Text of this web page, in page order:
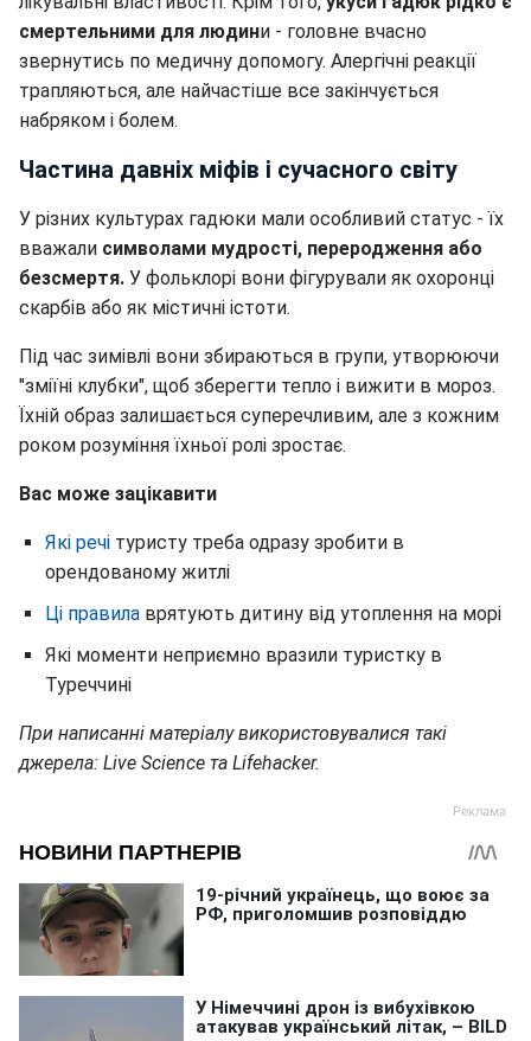
смертельними для людини - головне вчасно
звернутись по медичну допомогу. Алергічні реакції
трапляються, але найчастіше все закінчується
набряком і болем.
Частина давніх міфів і сучасного світу
У різних культурах гадюки мали особливий статус - їх
вважали символами мудрості, переродження або
безсмертя. У фольклорі вони фігурували як охоронці
скарбів або як містичні істоти.
Під час зимівлі вони збираються в групи, утворюючи
"зміїні клубки", щоб зберегти тепло і вижити в мороз.
Їхній образ залишається суперечливим, але з кожним
роком розуміння їхньої ролі зростає.
Вас може зацікавити
Які речі туристу треба одразу зробити в
орендованому житлі
Ці правила врятують дитину від утоплення на морі
Які моменти неприємно вразили туристку в
Туреччині
При написанні матеріалу використовувалися такі
джерела: Live Science та Lifehacker.